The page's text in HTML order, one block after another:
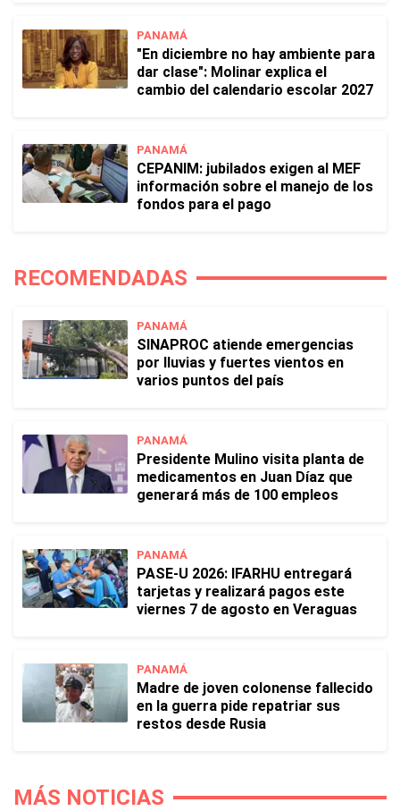
PANAMÁ
"En diciembre no hay ambiente para
dar clase": Molinar explica el
cambio del calendario escolar 2027
PANAMÁ
CEPANIM: jubilados exigen al MEF
información sobre el manejo de los
fondos para el pago
RECOMENDADAS
PANAMÁ
SINAPROC atiende emergencias
por lluvias y fuertes vientos en
varios puntos del país
PANAMÁ
Presidente Mulino visita planta de
medicamentos en Juan Díaz que
generará más de 100 empleos
PANAMÁ
PASE-U 2026: IFARHU entregará
tarjetas y realizará pagos este
viernes 7 de agosto en Veraguas
PANAMÁ
Madre de joven colonense fallecido
en la guerra pide repatriar sus
restos desde Rusia
MÁS NOTICIAS